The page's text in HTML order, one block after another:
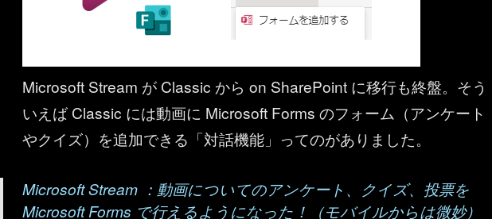
Microsoft Stream が Classic から on SharePoint に移行も終盤。そう
いえば Classic には動画に Microsoft Forms のフォーム（アンケート
やクイズ）を追加できる「対話機能」ってのがありました。
Microsoft Stream ：動画についてのアンケート、クイズ、投票を
Microsoft Forms で行えるようになった！（モバイルからは微妙）